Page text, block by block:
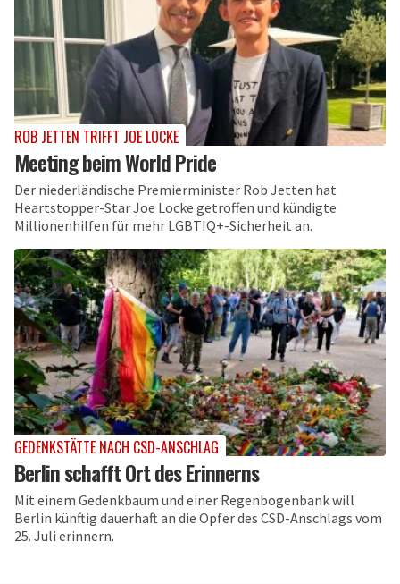
ROB JETTEN TRIFFT JOE LOCKE
Meeting beim World Pride
Der niederländische Premierminister Rob Jetten hat
Heartstopper-Star Joe Locke getroffen und kündigte
Millionenhilfen für mehr LGBTIQ+-Sicherheit an.
GEDENKSTÄTTE NACH CSD-ANSCHLAG
Berlin schafft Ort des Erinnerns
Mit einem Gedenkbaum und einer Regenbogenbank will
Berlin künftig dauerhaft an die Opfer des CSD-Anschlags vom
25. Juli erinnern.